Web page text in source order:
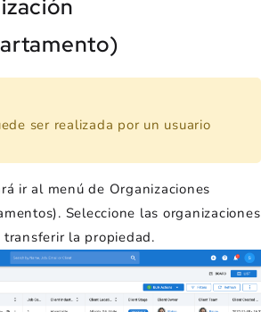
ser realizada por un usuario
ir al menú de Organizaciones
Seleccione las organizaciones
transferir la propiedad.